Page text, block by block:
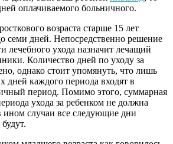
оплачиваемого больничного.
возраста старше 15 лет
семи дней. Непосредственно решение
лечебного ухода назначит лечащий
Количество дней по уходу за
однако стоит упомянуть, что лишь
дней каждого периода входят в
период. Помимо этого, суммарная
ухода за ребенком не должна
ином случаи все следующие дни